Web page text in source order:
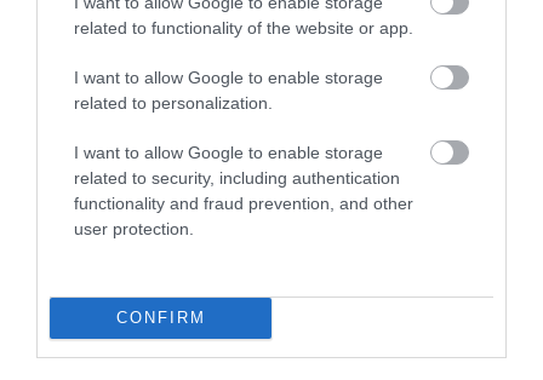
related to functionality of the website or app.
I want to allow Google to enable storage
related to personalization.
I want to allow Google to enable storage
related to security, including authentication
functionality and fraud prevention, and other
user protection.
CONFIRM
aizsardzību un izredzēm Eiropas kausos